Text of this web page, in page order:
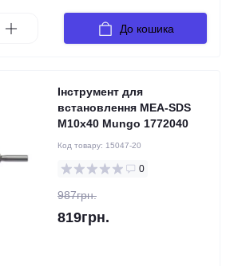
До кошика
Інструмент для
встановлення MEA-SDS
M10x40 Mungo 1772040
Код товару: 15047-20
0
987грн.
819грн.